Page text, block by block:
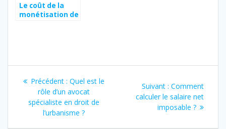
Le coût de la
monétisation de
Navigation
de
l’article
Précédent : Article
précédent
:
Quel est le
rôle d’un avocat
spécialiste en droit de
l’urbanisme ?
Suivant : Article
suivant
:
Comment
calculer le salaire net
imposable ?